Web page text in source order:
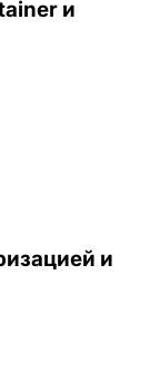
и
и